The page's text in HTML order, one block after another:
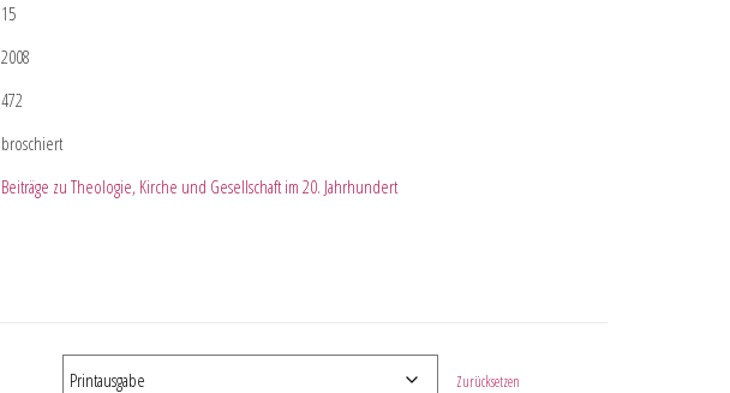
15
2008
472
broschiert
Beiträge zu Theologie, Kirche und Gesellschaft im 20. Jahrhundert
Zurücksetzen